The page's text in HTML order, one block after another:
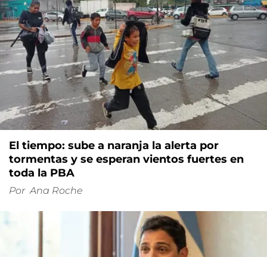
El tiempo: sube a naranja la alerta por
tormentas y se esperan vientos fuertes en
toda la PBA
Por Ana Roche